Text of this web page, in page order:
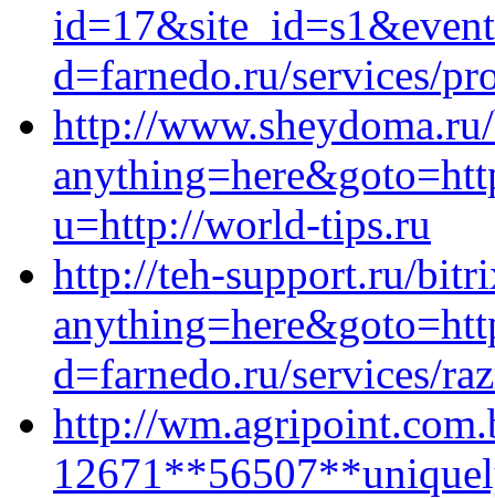
d=farnedo.ru/services/
http://
u=http://world-tips.ru
http://teh-support.ru/
d=farnedo.ru/services/
http://